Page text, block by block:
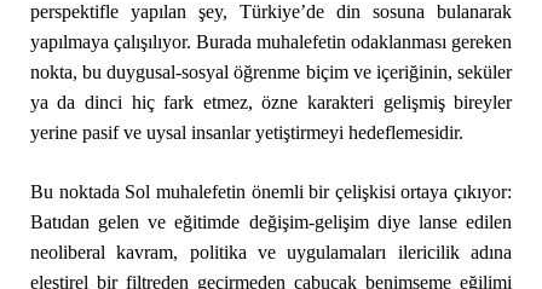
perspektifle yapılan şey, Türkiye’de din sosuna bulanarak
yapılmaya çalışılıyor. Burada muhalefetin odaklanması gereken
nokta, bu duygusal-sosyal öğrenme biçim ve içeriğinin, seküler
ya da dinci hiç fark etmez, özne karakteri gelişmiş bireyler
yerine pasif ve uysal insanlar yetiştirmeyi hedeflemesidir.
Bu noktada Sol muhalefetin önemli bir çelişkisi ortaya çıkıyor:
Batıdan gelen ve eğitimde değişim-gelişim diye lanse edilen
neoliberal kavram, politika ve uygulamaları ilericilik adına
eleştirel bir filtreden geçirmeden çabucak benimseme eğilimi